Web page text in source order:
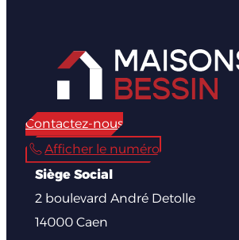
Contactez-nous
Afficher le numéro
Siège Social
2 boulevard André Detolle
14000 Caen